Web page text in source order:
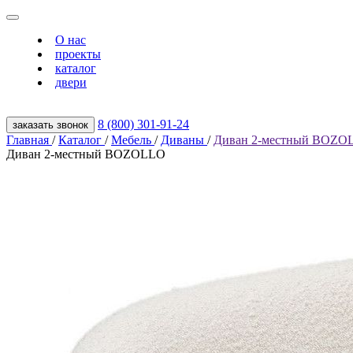
О нас
проекты
каталог
двери
заказать звонок
8 (800) 301‑91‑24
Главная / Каталог / Мебель / Диваны / Диван 2-местный
Диван 2-местный BOZOLLO